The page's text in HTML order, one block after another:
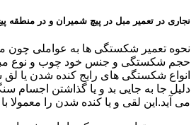
نجاری در تعمیر مبل در پیچ شمیران و در منطقه
نحوه تعمیر شکستگی ها به عواملی چون
حجم شکستگی و جنس خود چوب و نوع
انواع شکستگی های رایج کنده شدن یا
دلیل جا به جایی بد و یا گذاشتن اجسام
می آید.این لقی و یا کنده شدن را معمولا